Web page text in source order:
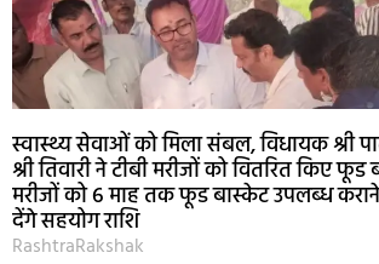
स्वास्थ्य सेवाओं को मिला संबल, विधायक श्री
श्री तिवारी ने टीबी मरीजों को वितरित किए
मरीजों को 6 माह तक फूड बास्केट उपलब्ध
देंगे सहयोग राशि
RashtraRakshak